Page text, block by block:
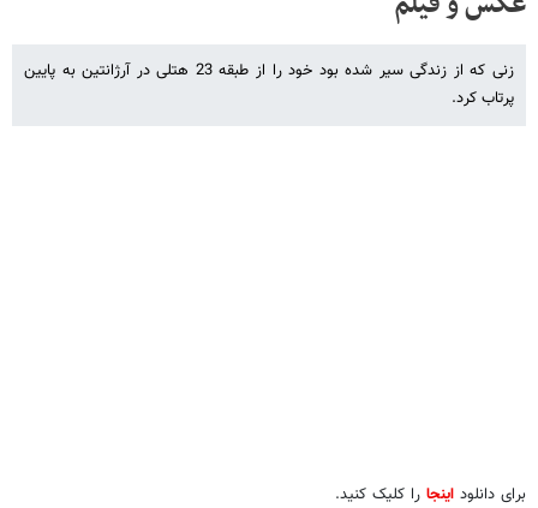
زنی که از زندگی سیر شده بود خود را از طبقه 23 هتلی در آرژانتین به پایین
پرتاب کرد.
برای دانلود اینجا را کلیک کنید.